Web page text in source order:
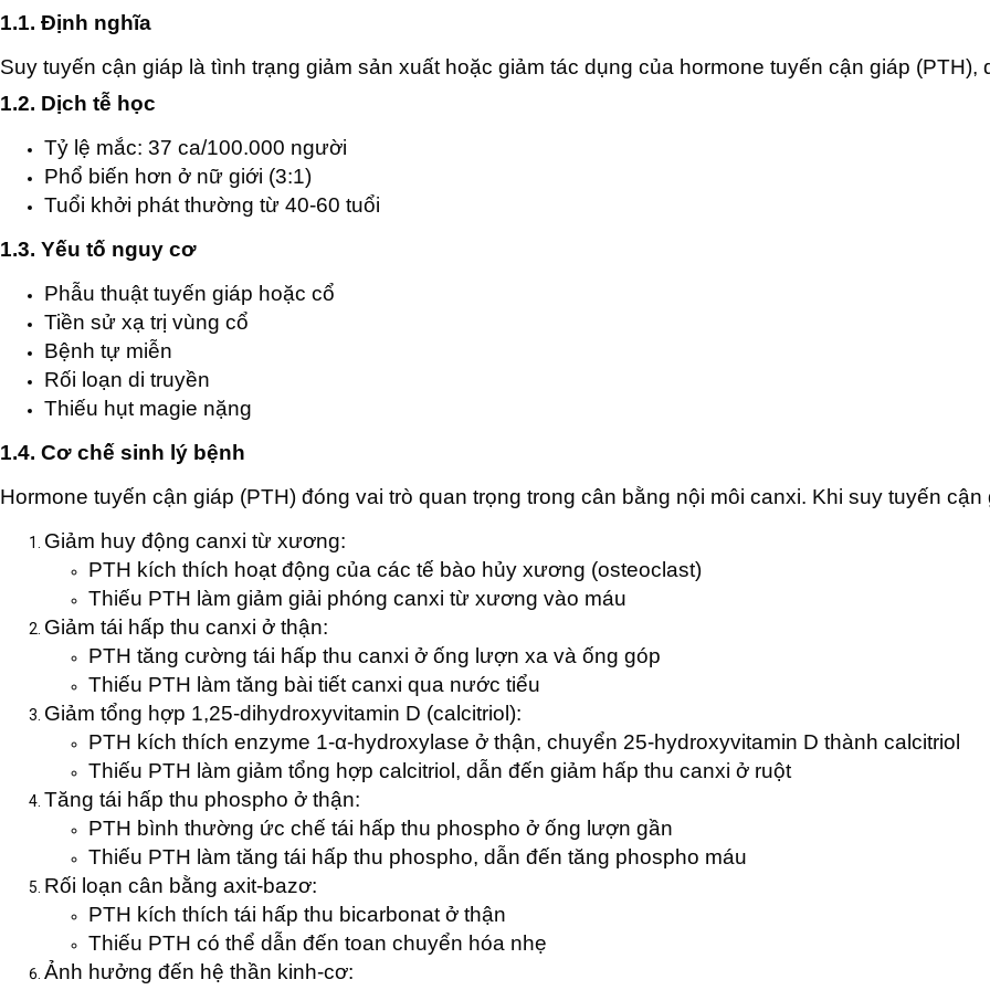
1.1. Định nghĩa
Suy tuyến cận giáp là tình trạng giảm sản xuất hoặc giảm tác dụng của hormone tuyến cận giáp
1.2. Dịch tễ học
Tỷ lệ mắc: 37 ca/100.000 người
Phổ biến hơn ở nữ giới (3:1)
Tuổi khởi phát thường từ 40-60 tuổi
1.3. Yếu tố nguy cơ
Phẫu thuật tuyến giáp hoặc cổ
Tiền sử xạ trị vùng cổ
Bệnh tự miễn
Rối loạn di truyền
Thiếu hụt magie nặng
1.4. Cơ chế sinh lý bệnh
Hormone tuyến cận giáp (PTH) đóng vai trò quan trọng trong cân bằng nội môi canxi. Khi suy tuyến
Giảm huy động canxi từ xương:
PTH kích thích hoạt động của các tế bào hủy xương (osteoclast)
Thiếu PTH làm giảm giải phóng canxi từ xương vào máu
Giảm tái hấp thu canxi ở thận:
PTH tăng cường tái hấp thu canxi ở ống lượn xa và ống góp
Thiếu PTH làm tăng bài tiết canxi qua nước tiểu
Giảm tổng hợp 1,25-dihydroxyvitamin D (calcitriol):
PTH kích thích enzyme 1-α-hydroxylase ở thận, chuyển 25-hydroxyvitamin D thành calcitriol
Thiếu PTH làm giảm tổng hợp calcitriol, dẫn đến giảm hấp thu canxi ở ruột
Tăng tái hấp thu phospho ở thận:
PTH bình thường ức chế tái hấp thu phospho ở ống lượn gần
Thiếu PTH làm tăng tái hấp thu phospho, dẫn đến tăng phospho máu
Rối loạn cân bằng axit-bazơ:
PTH kích thích tái hấp thu bicarbonat ở thận
Thiếu PTH có thể dẫn đến toan chuyển hóa nhẹ
Ảnh hưởng đến hệ thần kinh-cơ: